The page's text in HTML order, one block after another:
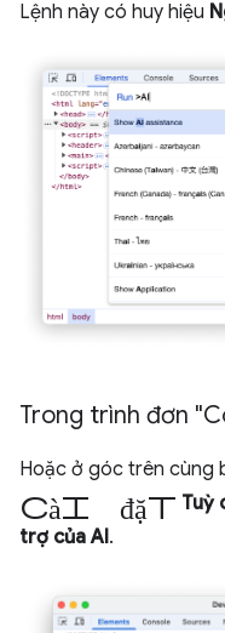
Lệnh này có huy hiệu
Trong trình đơn
Hoặc ở góc trên cùng
cài đặt Tuỳ
trợ của AI.